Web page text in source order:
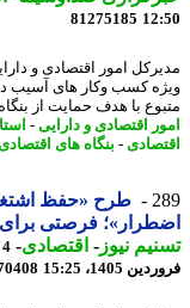
81275185
امور اقتصادی و دارایی
کسب وکار های آسیب دیده
با هدف حمایت از بنگاه
اقتصادی و دارایی- استان
-بنگاه های اقتصادی
طرح «حفظ اشتغال
فرصتی برای
نیوز-اقتصادی-
1405، 15:25
81270408